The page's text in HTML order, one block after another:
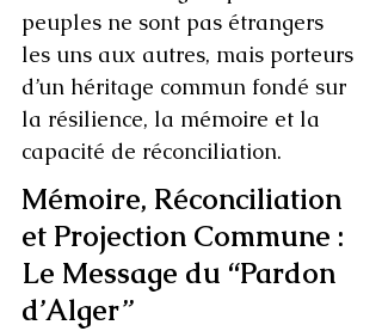
peuples ne sont pas étrangers
les uns aux autres, mais porteurs
d’un héritage commun fondé sur
la résilience, la mémoire et la
capacité de réconciliation.
Mémoire, Réconciliation
et Projection Commune :
Le Message du “Pardon
d’Alger”